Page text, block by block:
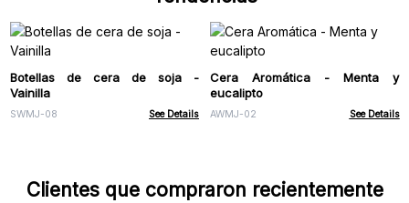
Botellas de cera de soja -
Vainilla
SWMJ-08 See Details
Cera Aromática - Menta y
eucalipto
AWMJ-02 See Details
Clientes que compraron recientemente